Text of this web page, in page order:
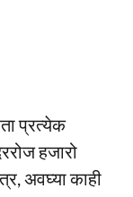
प्रत्येक
हजारो
अवघ्या काही